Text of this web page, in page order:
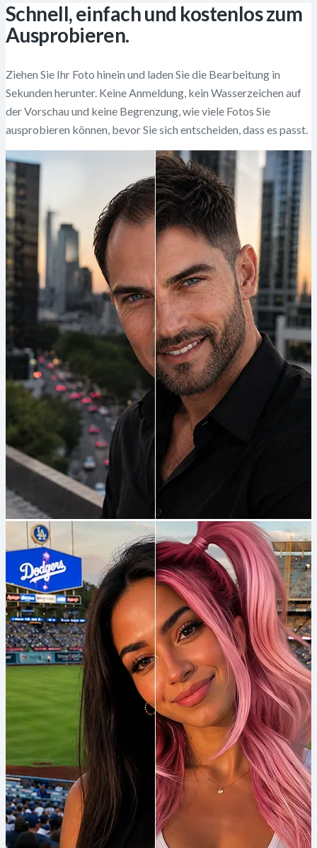
Schnell, einfach und kostenlos zum
Ausprobieren.
Ziehen Sie Ihr Foto hinein und laden Sie die Bearbeitung in
Sekunden herunter. Keine Anmeldung, kein Wasserzeichen auf
der Vorschau und keine Begrenzung, wie viele Fotos Sie
ausprobieren können, bevor Sie sich entscheiden, dass es passt.